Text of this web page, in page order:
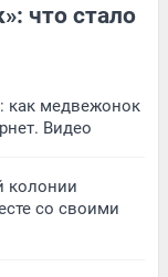
что стало
как медвежонок
Видео
колонии
со своими